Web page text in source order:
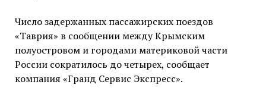
Число задержанных пассажирских поездов
«Таврия» в сообщении между Крымским
полуостровом и городами материковой части
России сократилось до четырех, сообщает
компания «Гранд Сервис Экспресс».